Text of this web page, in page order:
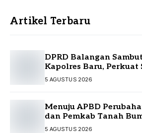
Artikel Terbaru
DPRD Balangan
Kapolres Baru, Perkuat
5 AGUSTUS 2026
Menuju APBD
dan Pemkab Tanah
Sepakati KUA-PPAS
5 AGUSTUS 2026